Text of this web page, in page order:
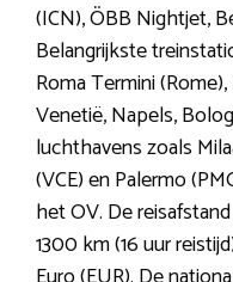
(ICN), ÖBB Nightjet,
Belangrijkste
Roma Termini
Venetië, Napels,
luchthavens zoals
(VCE) en Palermo
het OV. De
1300 km (16 uur